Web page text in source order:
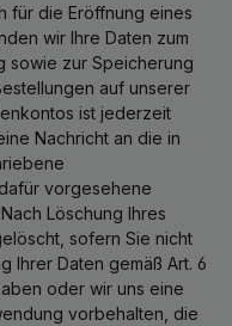
für die Eröffnung eines
wir Ihre Daten zum
sowie zur Speicherung
auf unserer
ist jederzeit
Nachricht an die in
vorgesehene
Löschung Ihres
sofern Sie nicht
Ihrer Daten gemäß Art. 6
oder wir uns eine
vorbehalten, die